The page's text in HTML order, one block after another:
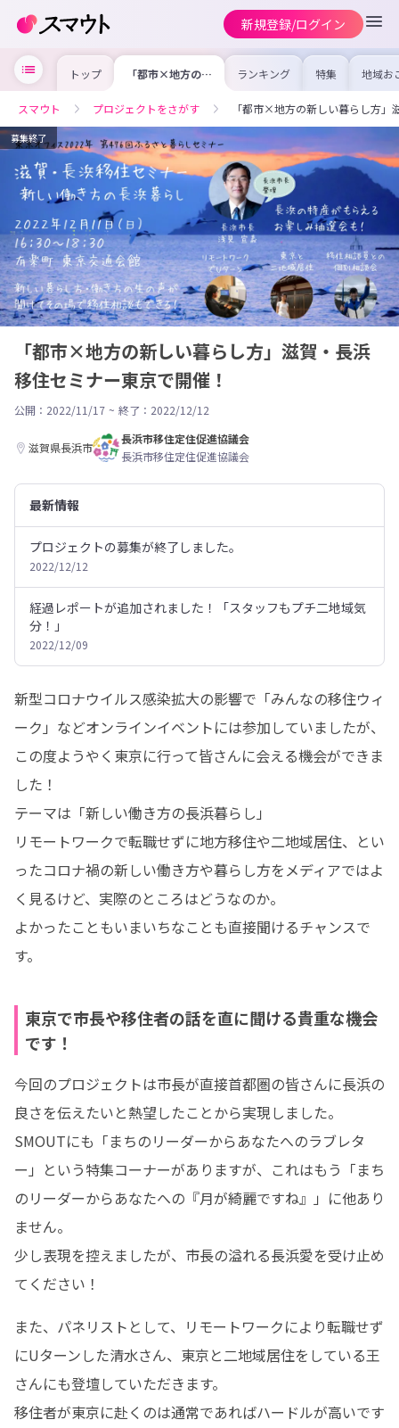
新規登録/ログイン
トップ 「都市×地方の新
しい暮らし方」滋
ナー東京で開催！
ランキング 特集 地域お
の求
を集め
事内容
を比較
合った
けよう
スマウト プロジェクトをさがす 「都市×地方の新しい暮らし方
募集終了
「都市×地方の新しい暮らし方」滋賀・長浜
移住セミナー東京で開催！
公開：2022/11/17 ~ 終了：2022/12/12
滋賀県長浜市
長浜市移住定住促進協議会
長浜市移住定住促進協議会
最新情報
プロジェクトの募集が終了しました。
2022/12/12
経過レポートが追加されました！「スタッフもプチ二地域気
分！」
2022/12/09
新型コロナウイルス感染拡大の影響で「みんなの移住ウィ
ーク」などオンラインイベントには参加していましたが、
この度ようやく東京に行って皆さんに会える機会ができま
した！
テーマは「新しい働き方の長浜暮らし」
リモートワークで転職せずに地方移住や二地域居住、とい
ったコロナ禍の新しい働き方や暮らし方をメディアではよ
く見るけど、実際のところはどうなのか。
よかったこともいまいちなことも直接聞けるチャンスで
す。
東京で市長や移住者の話を直に聞ける貴重な機会
です！
今回のプロジェクトは市長が直接首都圏の皆さんに長浜の
良さを伝えたいと熱望したことから実現しました。
SMOUTにも「まちのリーダーからあなたへのラブレタ
ー」という特集コーナーがありますが、これはもう「まち
のリーダーからあなたへの『月が綺麗ですね』」に他あり
ません。
少し表現を控えましたが、市長の溢れる長浜愛を受け止め
てください！
また、パネリストとして、リモートワークにより転職せず
にUターンした清水さん、東京と二地域居住をしている王
さんにも登壇していただきます。
移住者が東京に赴くのは通常であればハードルが高いです